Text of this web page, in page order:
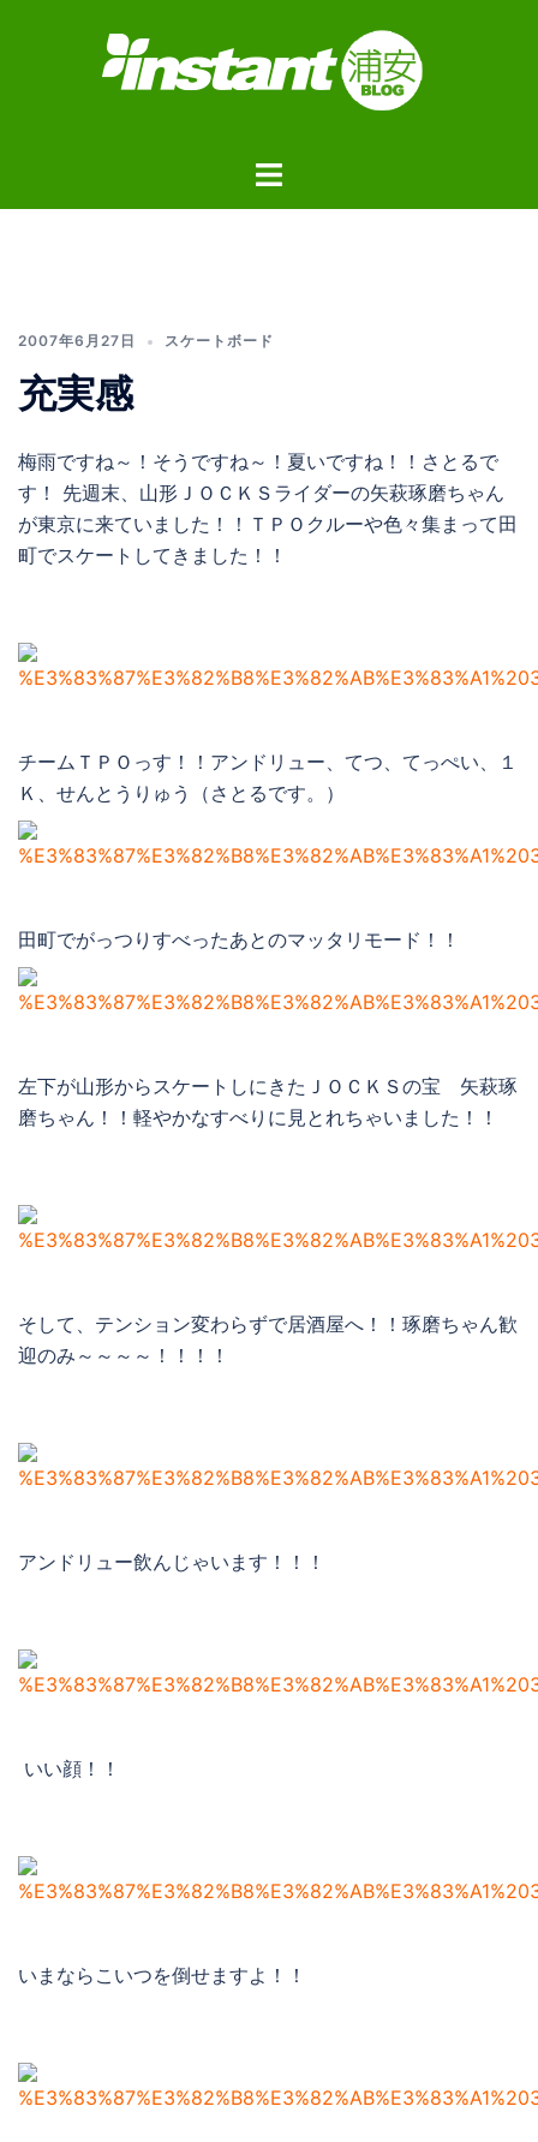
ト
ー
2007年6月27日 スケートボード
充実感
梅雨ですね～！そうですね～！夏いですね！！さとるで
す！ 先週末、山形ＪＯＣＫＳライダーの矢萩琢磨ちゃん
が東京に来ていました！！ＴＰＯクルーや色々集まって田
町でスケートしてきました！！
チームＴＰＯっす！！アンドリュー、てつ、てっぺい、１
Ｋ、せんとうりゅう（さとるです。）
田町でがっつりすべったあとのマッタリモード！！
左下が山形からスケートしにきたＪＯＣＫＳの宝 矢萩琢
磨ちゃん！！軽やかなすべりに見とれちゃいました！！
そして、テンション変わらずで居酒屋へ！！琢磨ちゃん歓
迎のみ～～～～！！！！
アンドリュー飲んじゃいます！！！
いい顔！！
いまならこいつを倒せますよ！！